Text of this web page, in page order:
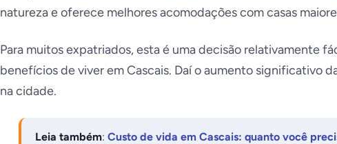
natureza e oferece melhores acomodações com casas
Para muitos expatriados, esta é uma decisão relativamente
benefícios de viver em Cascais. Daí o aumento significativo
na cidade.
Leia também: Custo de vida em Cascais: quanto você